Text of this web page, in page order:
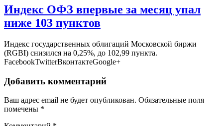
Индекс ОФЗ впервые за месяц упал
ниже 103 пунктов
Индекс государственных облигаций Московской биржи
(RGBI) снизился на 0,25%, до 102,99 пункта.
FacebookTwitterВконтактеGoogle+
Добавить комментарий
Ваш адрес email не будет опубликован. Обязательные поля
помечены *